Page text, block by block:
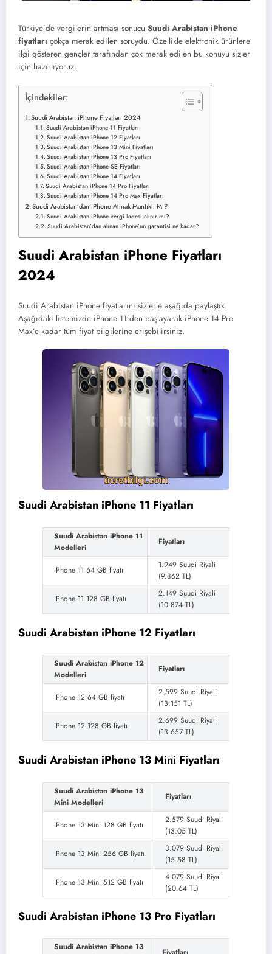
Türkiye’de vergilerin artması sonucu Suudi Arabistan iPhone
fiyatları çokça merak edilen soruydu. Özellikle elektronik ürünlere
ilgi gösteren gençler tarafından çok merak edilen bu konuyu sizler
için hazırlıyoruz.
İçindekiler:
Suudi Arabistan iPhone Fiyatları 2024
Suudi Arabistan iPhone 11 Fiyatları
Suudi Arabistan iPhone 12 Fiyatları
Suudi Arabistan iPhone 13 Mini Fiyatları
Suudi Arabistan iPhone 13 Pro Fiyatları
Suudi Arabistan iPhone SE Fiyatları
Suudi Arabistan iPhone 14 Fiyatları
Suudi Arabistan iPhone 14 Pro Fiyatları
Suudi Arabistan iPhone 14 Pro Max Fiyatları
Suudi Arabistan’dan iPhone Almak Mantıklı Mı?
Suudi Arabistan iPhone vergi iadesi alınır mı?
Suudi Arabistan’dan alınan iPhone’un garantisi ne kadar?
Suudi Arabistan iPhone Fiyatları
2024
Suudi Arabistan iPhone fiyatlarını sizlerle aşağıda paylaştık.
Aşağıdaki listemizde iPhone 11’den başlayarak iPhone 14 Pro
Max’e kadar tüm fiyat bilgilerine erişebilirsiniz.
Suudi Arabistan iPhone 11 Fiyatları
Suudi Arabistan iPhone 11
Modelleri
Fiyatları
iPhone 11 64 GB fiyatı
1.949 Suudi Riyali
(9.862 TL)
iPhone 11 128 GB fiyatı
2.149 Suudi Riyali
(10.874 TL)
Suudi Arabistan iPhone 12 Fiyatları
Suudi Arabistan iPhone 12
Modelleri
Fiyatları
iPhone 12 64 GB fiyatı
2.599 Suudi Riyali
(13.151 TL)
iPhone 12 128 GB fiyatı
2.699 Suudi Riyali
(13.657 TL)
Suudi Arabistan iPhone 13 Mini Fiyatları
Suudi Arabistan iPhone 13
Mini Modelleri
Fiyatları
iPhone 13 Mini 128 GB fiyatı
2.579 Suudi Riyali
(13.05 TL)
iPhone 13 Mini 256 GB fiyatı
3.079 Suudi Riyali
(15.58 TL)
iPhone 13 Mini 512 GB fiyatı
4.079 Suudi Riyali
(20.64 TL)
Suudi Arabistan iPhone 13 Pro Fiyatları
Suudi Arabistan iPhone 13